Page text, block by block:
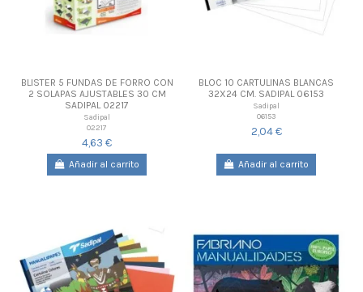
BLISTER 5 FUNDAS DE FORRO CON
2 SOLAPAS AJUSTABLES 30 CM
SADIPAL 02217
Sadipal
02217
4,63 €
Añadir al carrito
BLOC 10 CARTULINAS BLANCAS
32X24 CM. SADIPAL 06153
Sadipal
06153
2,04 €
Añadir al carrito